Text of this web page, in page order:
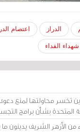
الدراز اعتصام
شهداء الفداء
تخسر محاولتها لمنع
المتحدة بشأن برامج
من الأزهر الشريف يدينون